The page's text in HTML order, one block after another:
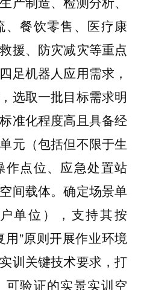
餐饮零售、医疗康
援、防灾减灾等重点
足机器人应用需求，
选取一批目标需求明
准化程度高且具备经
元（包括但不限于生
作点位、应急处置站
间载体。确定场景单
单位），支持其按
用”原则开展作业环境
训关键技术要求，打
验证的实景实训空